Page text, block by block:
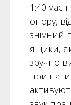
1:40 має
опору,
знімний
ящики,
зручно
при